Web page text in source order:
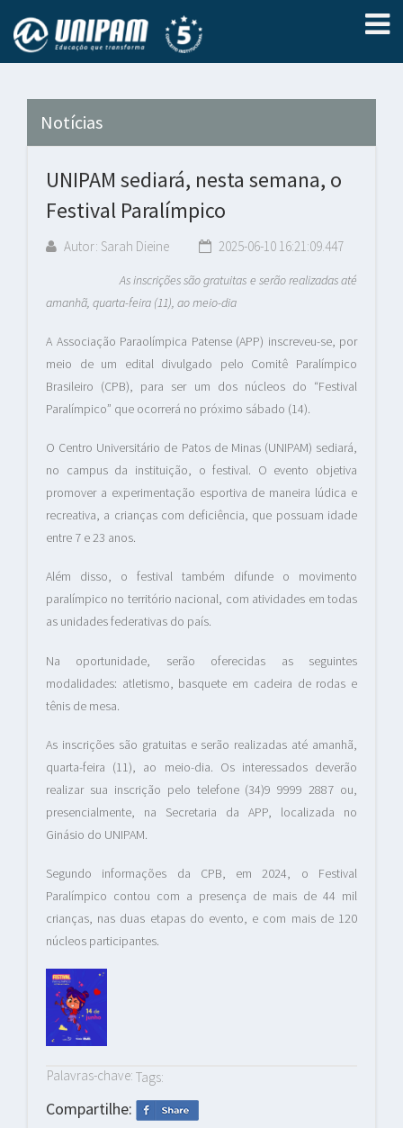
Notícias
UNIPAM sediará, nesta semana, o
Festival Paralímpico
Autor: Sarah Dieine 2025-06-10 16:21:09.447
As inscrições são gratuitas e serão realizadas até
amanhã, quarta-feira (11), ao meio-dia
A Associação Paraolímpica Patense (APP) inscreveu-se, por
meio de um edital divulgado pelo Comitê Paralímpico
Brasileiro (CPB), para ser um dos núcleos do “Festival
Paralímpico” que ocorrerá no próximo sábado (14).
O Centro Universitário de Patos de Minas (UNIPAM) sediará,
no campus da instituição, o festival. O evento objetiva
promover a experimentação esportiva de maneira lúdica e
recreativa, a crianças com deficiência, que possuam idade
entre 7 e 23 anos.
Além disso, o festival também difunde o movimento
paralímpico no território nacional, com atividades em todas
as unidades federativas do país.
Na oportunidade, serão oferecidas as seguintes
modalidades: atletismo, basquete em cadeira de rodas e
tênis de mesa.
As inscrições são gratuitas e serão realizadas até amanhã,
quarta-feira (11), ao meio-dia. Os interessados deverão
realizar sua inscrição pelo telefone (34)9 9999 2887 ou,
presencialmente, na Secretaria da APP, localizada no
Ginásio do UNIPAM.
Segundo informações da CPB, em 2024, o Festival
Paralímpico contou com a presença de mais de 44 mil
crianças, nas duas etapas do evento, e com mais de 120
núcleos participantes.
Palavras-chave: Tags:
Compartilhe: